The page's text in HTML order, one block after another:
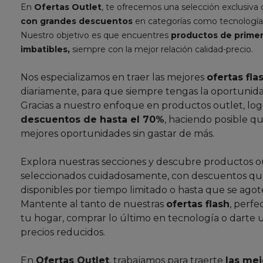
En Ofertas Outlet, te ofrecemos una selección exclusiva
con grandes descuentos en categorías como
Nuestro objetivo es que encuentres productos de
imbatibles, siempre con la mejor relación calidad-precio.
Nos especializamos en traer las mejores ofertas
diariamente, para que siempre tengas la
Gracias a nuestro enfoque en productos outlet,
descuentos de hasta el 70%, haciendo posible
mejores oportunidades sin gastar de más.
Explora nuestras secciones y descubre productos
seleccionados cuidadosamente, con descuentos
disponibles por tiempo limitado o hasta que se
Mantente al tanto de nuestras ofertas flash,
tu hogar, comprar lo último en tecnología o darte
precios reducidos.
En Ofertas Outlet, trabajamos para traerte las